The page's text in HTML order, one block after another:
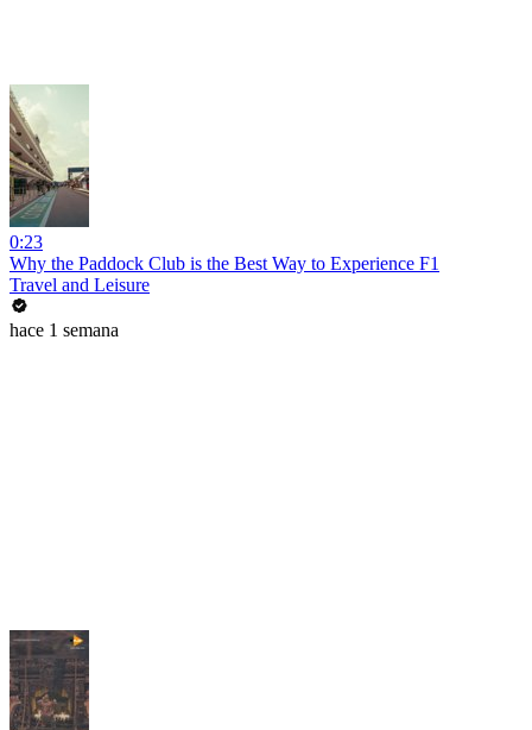
0:23
Why the Paddock Club is the Best Way to Experience F1
Travel and Leisure
hace 1 semana